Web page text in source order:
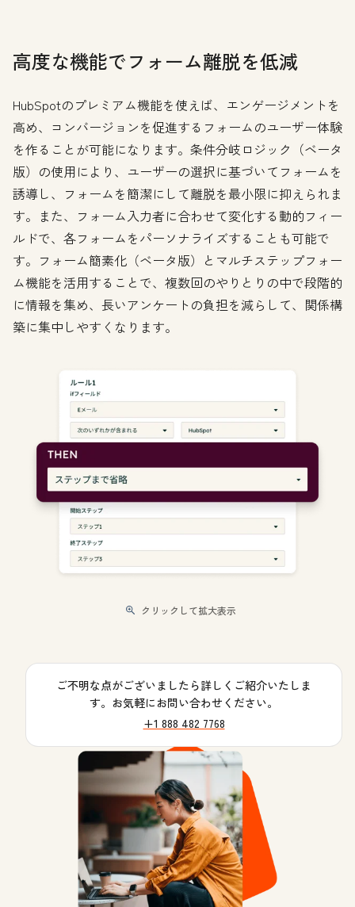
高度な機能でフォーム離脱を低減
HubSpotのプレミアム機能を使えば、エンゲージメントを
高め、コンバージョンを促進するフォームのユーザー体験
を作ることが可能になります。条件分岐ロジック（ベータ
版）の使用により、ユーザーの選択に基づいてフォームを
誘導し、フォームを簡潔にして離脱を最小限に抑えられま
す。また、フォーム入力者に合わせて変化する動的フィー
ルドで、各フォームをパーソナライズすることも可能で
す。フォーム簡素化（ベータ版）とマルチステップフォー
ム機能を活用することで、複数回のやりとりの中で段階的
に情報を集め、長いアンケートの負担を減らして、関係構
築に集中しやすくなります。
クリックして拡大表示
ご不明な点がございましたら詳しくご紹介いたしま
す。お気軽にお問い合わせください。
+1 888 482 7768